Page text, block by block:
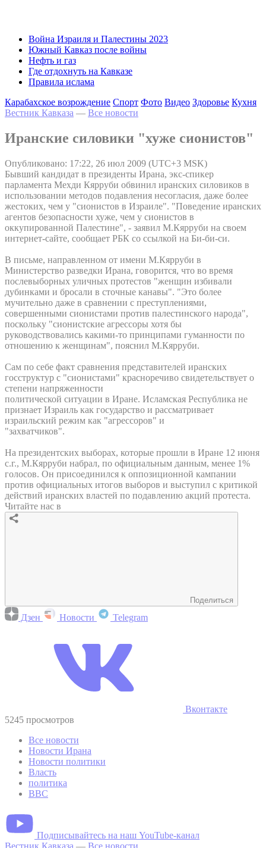
Война Израиля и Палестины 2023
Южный Кавказ после войны
Нефть и газ
Где отдохнуть на Кавказе
Правила ислама
Карабахское возрождение Спорт Фото Видео Здоровье Кухня
Вестник Кавказа — Все новости
Иранские силовики "хуже сионистов"
Опубликовано: 17:22, 26 июл 2009 (UTC+3 MSK)
Бывший кандидат в президенты Ирана, экс-спикер
парламента Мехди Кярруби обвинил иранских силовиков в
использовании методов подавления несогласия, даже более
жестоких, чем у "сионистов в Израиле". "Поведение иранских
агентов безопасности хуже, чем у сионистов в
оккупированной Палестине", - заявил М.Кярруби на своем
интернет-сайте, сообщает РБК со ссылкой на Би-би-си.
В письме, направленном от имени М.Кярруби в
Министерство разведки Ирана, говорится, что во время
послевыборных уличных протестов "женщин избивали
дубинками и бросали в сточные канавы". "Это более
мучительно даже в сравнении с преступлениями,
совершенными сионистами против палестинского народа",
поскольку "сионистские агрессоры хотя бы
руководствовались какими-то принципами гуманности по
отношению к женщинам", пояснил М.Кярруби.
Сам по себе факт сравнения представителей иранских
госструктур с "сионистами" красноречиво свидетельствует о
степени напряженности
политической ситуации в Иране. Исламская Республика не
признает Израиль как государство и рассматривает
израильский режим как "агрессоров" и
"захватчиков".
На президентских выборах, которые прошли в Иране 12 июня
с.г., М.Кярруби набрал, по официальным данным, менее 1%
голосов. Он присоединился к оппозиционной кампании
против официальных итогов выборов и выступил с критикой
действий иранских властей по подавлению акций протеста.
Читайте нас в
Поделиться
Дзен Новости Telegram
Вконтакте
5245 просмотров
Все новости
Новости Ирана
Новости политики
Власть
политика
BBC
Подписывайтесь на наш YouTube-канал
Вестник Кавказа — Все новости